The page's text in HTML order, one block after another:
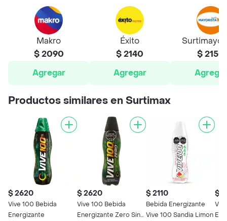
Makro
$ 2090
Agregar
Éxito
$ 2140
Agregar
$ 2150
Agregar
Productos similares en Surtimax
$ 2620
Vive 100 Bebida
Energizante
$ 2620
Vive 100 Bebida
Energizante Zero Sin
$ 2110
Bebida Energizante
Vive 100 Sandia Limon
$